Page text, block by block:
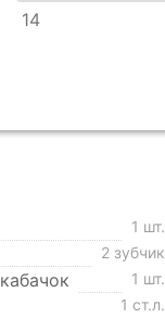
14
1 шт.
2 зубчик
1 шт.
1 ст.л.